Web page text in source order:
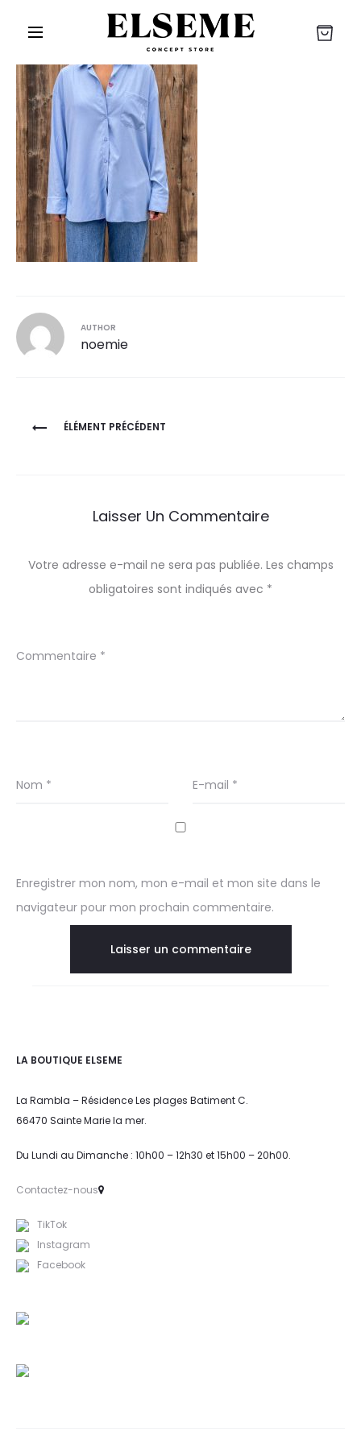
AUTHOR
noemie
Navigation
de
ÉLÉMENT PRÉCÉDENT
Laisser Un Commentaire
Votre adresse e-mail ne sera pas publiée. Les champs
obligatoires sont indiqués avec *
Commentaire *
Nom * E-mail *
Enregistrer mon nom, mon e-mail et mon site dans le
navigateur pour mon prochain commentaire.
LA BOUTIQUE ELSEME
La Rambla – Résidence Les plages Batiment C.
66470 Sainte Marie la mer.
Du Lundi au Dimanche : 10h00 – 12h30 et 15h00 – 20h00.
Contactez-nous
TikTok
Instagram
Facebook